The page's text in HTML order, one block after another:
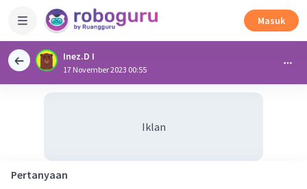
Masuk
Inez.D I
17 November 2023 00:55
Iklan
Pertanyaan